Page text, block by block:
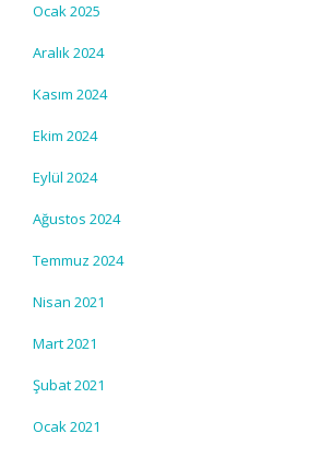
Ocak 2025
Aralık 2024
Kasım 2024
Ekim 2024
Eylül 2024
Ağustos 2024
Temmuz 2024
Nisan 2021
Mart 2021
Şubat 2021
Ocak 2021